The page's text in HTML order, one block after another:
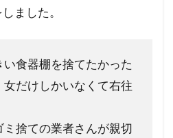
ました。
食器棚を捨てたかった
女だけしかいなくて右往
ミ捨ての業者さんが親切